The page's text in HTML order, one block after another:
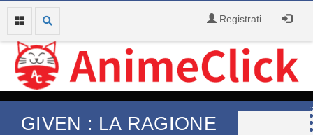
Registrati
GIVEN : LA RAGIONE